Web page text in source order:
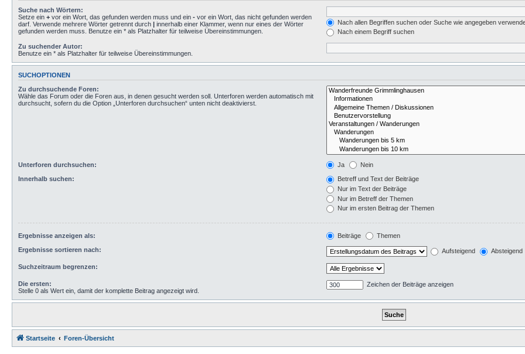
Suche nach Wörtern:
Setze ein + vor ein Wort, das gefunden werden muss und ein - vor ein Wort, das nicht gefunden werden
darf. Verwende mehrere Wörter getrennt durch | innerhalb einer Klammer, wenn nur eines der Wörter
gefunden werden muss. Benutze ein * als Platzhalter für teilweise Übereinstimmungen.
Nach allen Begriffen suchen oder Suche wie angegeben
Nach einem Begriff suchen
Zu suchender Autor:
Benutze ein * als Platzhalter für teilweise Übereinstimmungen.
SUCHOPTIONEN
Zu durchsuchende Foren:
Wähle das Forum oder die Foren aus, in denen gesucht werden soll. Unterforen werden automatisch mit
durchsucht, sofern du die Option „Unterforen durchsuchen“ unten nicht deaktivierst.
Unterforen durchsuchen: Ja Nein
Innerhalb suchen:
Betreff und Text der Beiträge
Nur im Text der Beiträge
Nur im Betreff der Themen
Nur im ersten Beitrag der Themen
Ergebnisse anzeigen als: Beiträge Themen
Ergebnisse sortieren nach: Aufsteigend Absteigend
Suchzeitraum begrenzen:
Die ersten:
Stelle 0 als Wert ein, damit der komplette Beitrag angezeigt wird.
Zeichen der Beiträge anzeigen
Startseite Foren-Übersicht